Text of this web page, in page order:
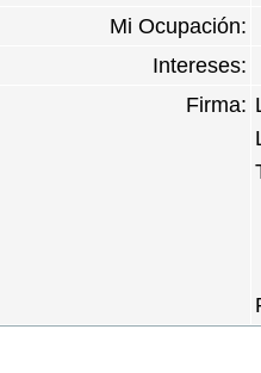
Mi Ocupación:
Intereses:
Firma: